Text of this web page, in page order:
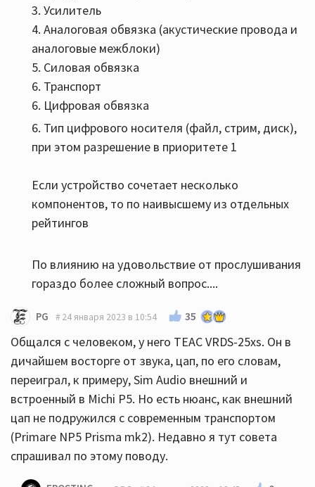
3. Усилитель
4. Аналоговая обвязка (акустические провода и
аналоговые межблоки)
5. Силовая обвязка
6. Транспорт
6. Цифровая обвязка
6. Тип цифрового носителя (файл, стрим, диск),
при этом разрешение в приоритете 1
Если устройство сочетает несколько
компонентов, то по наивысшему из отдельных
рейтингов
По влиянию на удовольствие от прослушивания
гораздо более сложный вопрос....
PG 24 января 2023 в 10:54 35
Общался с человеком, у него TEAC VRDS-25xs. Он в
дичайшем восторге от звука, цап, по его словам,
переиграл, к примеру, Sim Audio внешний и
встроенный в Michi P5. Но есть нюанс, как внешний
цап не подружился с современным транспортом
(Primare NP5 Prisma mk2). Недавно я тут совета
спрашивал по этому поводу.